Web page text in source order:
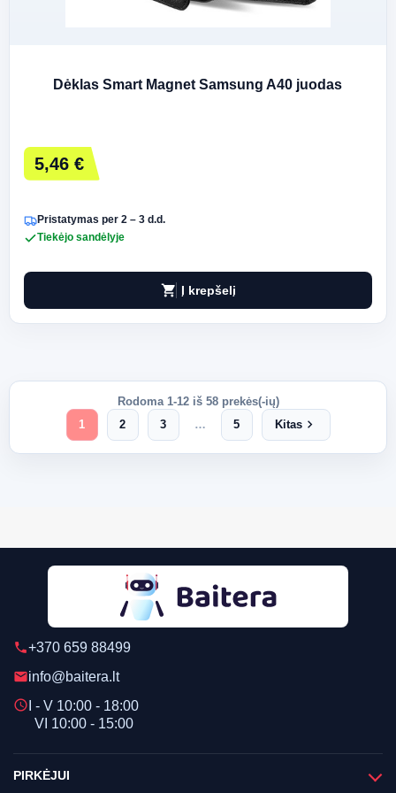
Dėklas Smart Magnet Samsung A40 juodas
5,46 €
Pristatymas per 2 – 3 d.d.
Tiekėjo sandėlyje
shopping_cart Į krepšelį
Rodoma 1-12 iš 58 prekės(-ių)
1
2 3 … 5 Kitaschevron_right
phone+370 659 88499
emailinfo@baitera.lt
schedule I - V 10:00 - 18:00
VI 10:00 - 15:00
PIRKĖJUI